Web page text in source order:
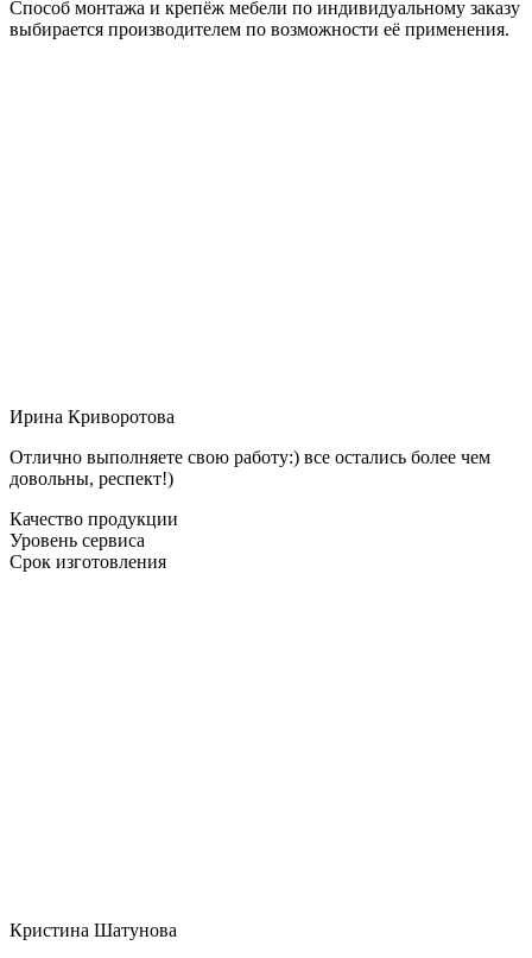
Способ монтажа и крепёж мебели по индивидуальному заказу
выбирается производителем по возможности её применения.
Ирина Криворотова
Отлично выполняете свою работу:) все остались более чем
довольны, респект!)
Качество продукции
Уровень сервиса
Срок изготовления
Кристина Шатунова